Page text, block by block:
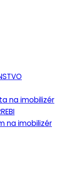
na imobilizér
na imobilizér